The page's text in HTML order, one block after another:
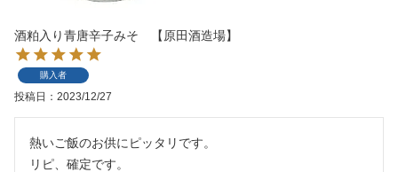
酒粕入り青唐辛子みそ 【原田酒造場】
購入者
投稿日 2023/12/27
熱いご飯のお供にピッタリです。
リピ、確定です。